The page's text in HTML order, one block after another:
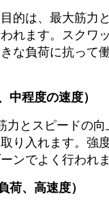
的は、最大筋力
れます。スクワ
な負荷に抗って
程度の速度）
とスピードの
り入れます。強
ンでよく行われま
、高速度）